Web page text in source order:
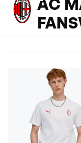
AC MAILAND